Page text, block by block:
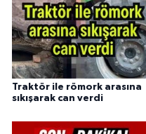
Traktör ile römork arasına
sıkışarak can verdi